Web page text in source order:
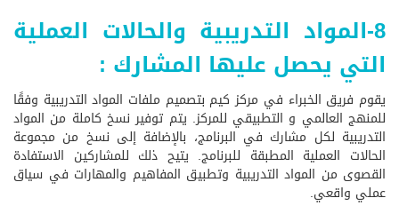
8-المواد التدريبية والحالات العملية
التي يحصل عليها المشارك :
يقوم فريق الخبراء في مركز كيم بتصميم ملفات المواد التدريبية وفقًا
للمنهج العالمي و التطبيقي للمركز. يتم توفير نسخ كاملة من المواد
التدريبية لكل مشارك في البرنامج، بالإضافة إلى نسخ من مجموعة
الحالات العملية المطبقة للبرنامج. يتيح ذلك للمشاركين الاستفادة
القصوى من المواد التدريبية وتطبيق المفاهيم والمهارات في سياق
عملي واقعي.